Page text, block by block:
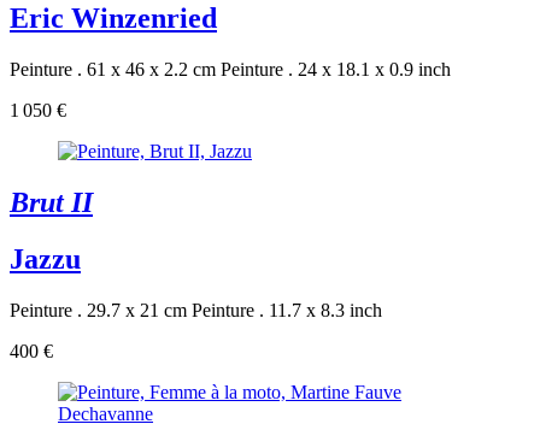
Eric Winzenried
Peinture . 61 x 46 x 2.2 cm Peinture . 24 x 18.1 x 0.9 inch
1 050 €
Brut II
Jazzu
Peinture . 29.7 x 21 cm Peinture . 11.7 x 8.3 inch
400 €